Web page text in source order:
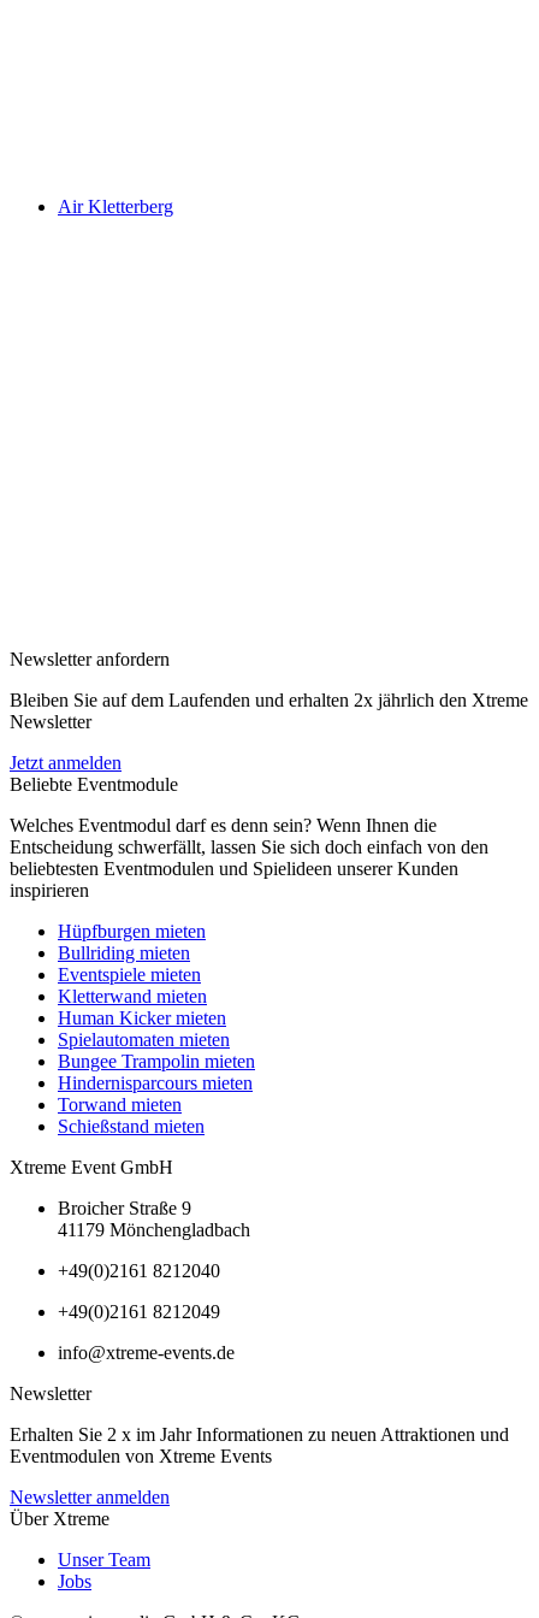
Air Kletterberg
Newsletter anfordern
Bleiben Sie auf dem Laufenden und erhalten 2x jährlich den Xtreme
Newsletter
Jetzt anmelden
Beliebte Eventmodule
Welches Eventmodul darf es denn sein? Wenn Ihnen die
Entscheidung schwerfällt, lassen Sie sich doch einfach von den
beliebtesten Eventmodulen und Spielideen unserer Kunden
inspirieren
Hüpfburgen mieten
Bullriding mieten
Eventspiele mieten
Kletterwand mieten
Human Kicker mieten
Spielautomaten mieten
Bungee Trampolin mieten
Hindernisparcours mieten
Torwand mieten
Schießstand mieten
Xtreme Event GmbH
Broicher Straße 9
41179 Mönchengladbach
+49(0)2161 8212040
+49(0)2161 8212049
info@xtreme-events.de
Newsletter
Erhalten Sie 2 x im Jahr Informationen zu neuen Attraktionen und
Eventmodulen von Xtreme Events
Newsletter anmelden
Über Xtreme
Unser Team
Jobs